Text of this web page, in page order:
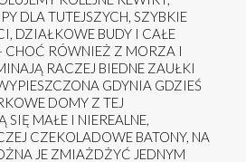
DLA TUTEJSZYCH, SZYBKIE
DZIAŁKOWE BUDY I CAŁE
CHOĆ RÓWNIEŻ Z MORZA I
RACZEJ BIEDNE ZAUŁKI
GDYNIA GDZIEŚ
DOMY Z TEJ
SIĘ MAŁE I NIEREALNE,
CZEKOLADOWE BATONY, NA
JE ZMIAŻDŻYĆ JEDNYM